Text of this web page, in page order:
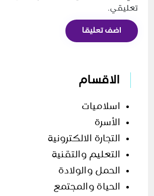
تعليقي.
اضف تعليقا
الاقسام
اسلاميات
الأسرة
التجارة الالكترونية
التعليم والتقنية
الحمل والولادة
الحياة والمجتمع